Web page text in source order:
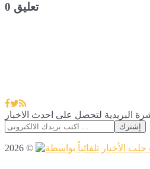
0 تعليق
البريدية لتحصل على احدث الاخبار
2026 ©